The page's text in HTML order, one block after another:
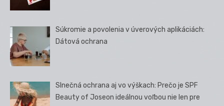
Súkromie a povolenia v úverových aplikáciách:
Dátová ochrana
Slnečná ochrana aj vo výškach: Prečo je SPF
Beauty of Joseon ideálnou voľbou nie len pre